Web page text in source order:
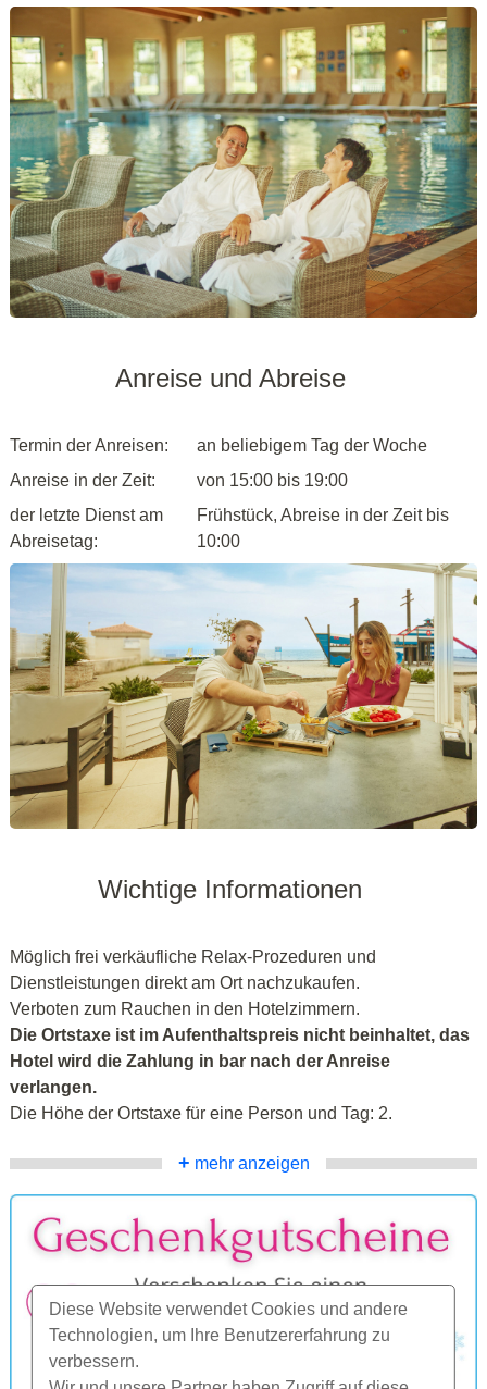
Diese Website verwendet Cookies und andere
Technologien, um Ihre Benutzererfahrung zu
verbessern.
Anreise und Abreise
Termin der Anreisen:
an beliebigem Tag der Woche
Anreise in der Zeit:
von 15:00 bis 19:00
der letzte Dienst am
Abreisetag:
Frühstück, Abreise in der Zeit bis
10:00
Wichtige Informationen
Möglich frei verkäufliche Relax-Prozeduren und
Dienstleistungen direkt am Ort nachzukaufen.
Verboten zum Rauchen in den Hotelzimmern.
Die Ortstaxe ist im Aufenthaltspreis nicht beinhaltet, das
Hotel wird die Zahlung in bar nach der Anreise
verlangen.
Die Höhe der Ortstaxe für eine Person und Tag: 2.
+ mehr anzeigen